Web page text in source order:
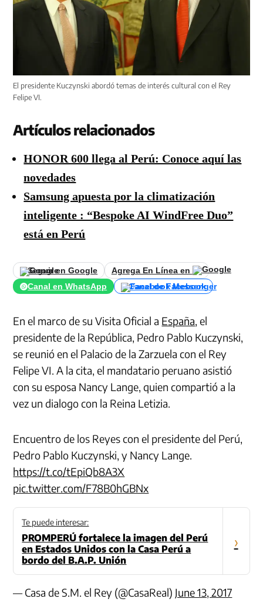
El presidente Kuczynski abordó temas de interés cultural con el Rey
Felipe VI.
Artículos relacionados
HONOR 600 llega al Perú: Conoce aquí las
novedades
Samsung apuesta por la climatización
inteligente : “Bespoke AI WindFree Duo”
está en Perú
Seguir en Google
Agrega En Línea en
Canal en WhatsApp
Canal de Facebook
En el marco de su Visita Oficial a España, el
presidente de la República, Pedro Pablo Kuczynski,
se reunió en el Palacio de la Zarzuela con el Rey
Felipe VI. A la cita, el mandatario peruano asistió
con su esposa Nancy Lange, quien compartió a la
vez un dialogo con la Reina Letizia.
Encuentro de los Reyes con el presidente del Perú,
Pedro Pablo Kuczynski, y Nancy Lange.
https://t.co/tEpiQb8A3X
pic.twitter.com/F78B0hGBNx
Te puede interesar:
PROMPERÚ fortalece la imagen del Perú
en Estados Unidos con la Casa Perú a
bordo del B.A.P. Unión
›
— Casa de S.M. el Rey (@CasaReal) June 13, 2017